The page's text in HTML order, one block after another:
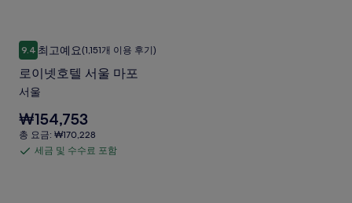
한
자
세
보
를
확
함
로
이
넷
호
텔
서
9.410점 만점 중 9.4점, 최고예요, (1,151개 이용 후기)
최고예요(1,151개 이용 후기)
로이넷호텔 서울 마포
서울
요
금
은
₩154,753
₩154,753
총
요
총 요금: ₩170,228
세
세금 및 수수료 포함
로이넷호텔 서울 마포